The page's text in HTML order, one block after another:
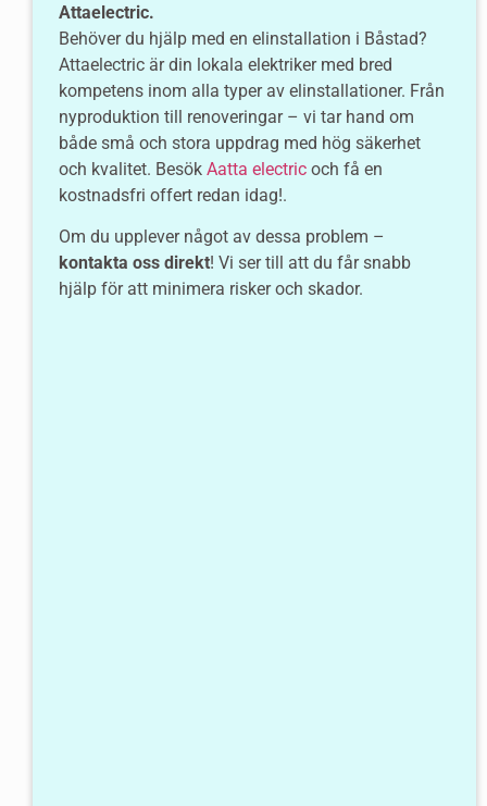
Attaelectric.
Behöver du hjälp med en elinstallation i Båstad?
Attaelectric är din lokala elektriker med bred
kompetens inom alla typer av elinstallationer. Från
nyproduktion till renoveringar – vi tar hand om
både små och stora uppdrag med hög säkerhet
och kvalitet. Besök Aatta electric och få en
kostnadsfri offert redan idag!.
Om du upplever något av dessa problem –
kontakta oss direkt! Vi ser till att du får snabb
hjälp för att minimera risker och skador.